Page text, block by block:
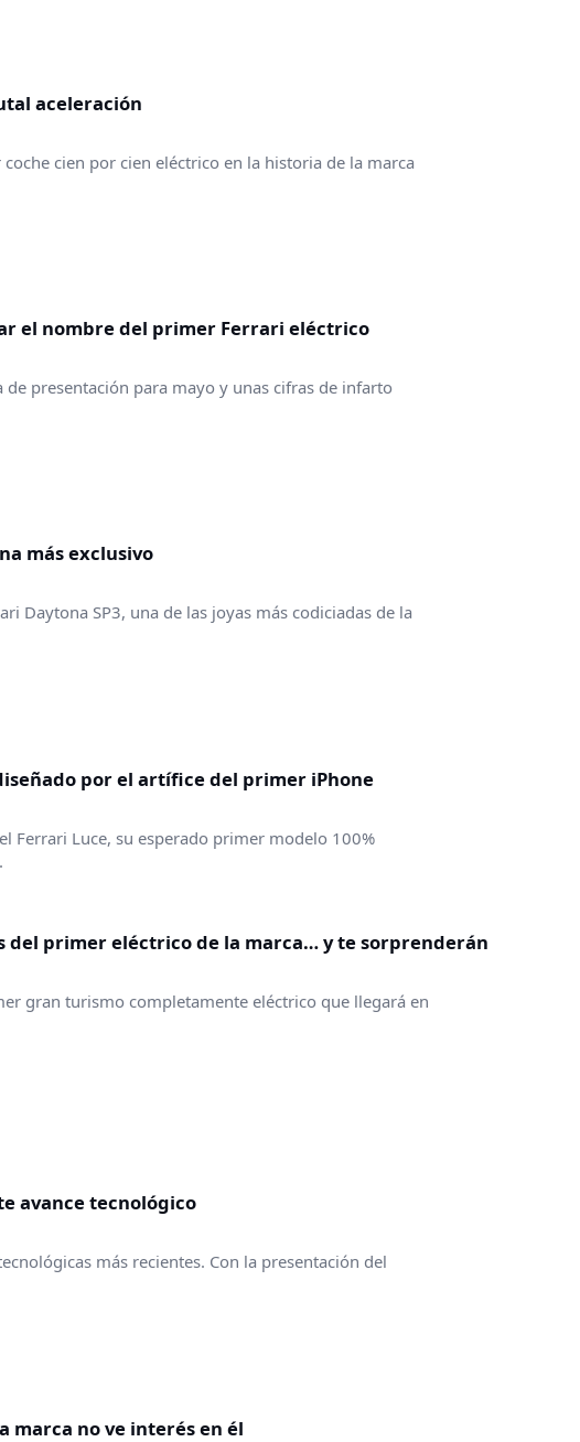
aceleración
cien por cien eléctrico en la historia de la marca
el nombre del primer Ferrari eléctrico
presentación para mayo y unas cifras de infarto
más exclusivo
Daytona SP3, una de las joyas más codiciadas de la
por el artífice del primer iPhone
Ferrari Luce, su esperado primer modelo 100%
del primer eléctrico de la marca… y te sorprenderán
gran turismo completamente eléctrico que llegará en
avance tecnológico
más recientes. Con la presentación del
marca no ve interés en él